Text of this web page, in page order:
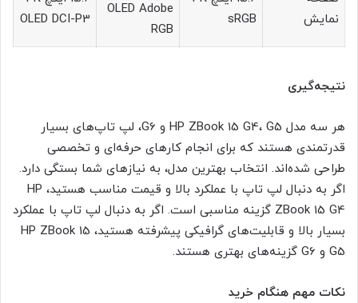
نمایش
sRGB
OLED Adobe
RGB
OLED DCI-P3
نتیجه‌گیری
هر سه مدل HP ZBook 15 G4، G5 و G6، لپ تاپ‌های بسیار
قدرتمندی هستند که برای انجام کارهای حرفه‌ای و تخصصی
طراحی شده‌اند. انتخاب بهترین مدل، به نیازهای شما بستگی دارد.
اگر به دنبال لپ تاپ با عملکرد بالا و قیمت مناسب هستید، HP
ZBook 15 G4 گزینه مناسبی است. اگر به دنبال لپ تاپ با عملکرد
بسیار بالا و قابلیت‌های گرافیکی پیشرفته هستید، HP ZBook 15
G5 و G6 گزینه‌های بهتری هستند.
نکات مهم هنگام خرید